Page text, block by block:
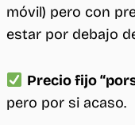
móvil) pero con
estar por debajo
Precio fijo
pero por si acaso.